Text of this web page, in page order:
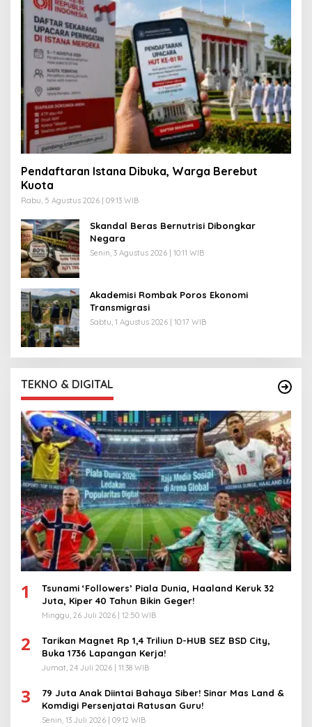
Pendaftaran Istana Dibuka, Warga Berebut
Kuota
Rabu, 5 Agustus 2026 | 09:13 WIB
Skandal Beras Bernutrisi Dibongkar
Negara
Senin, 3 Agustus 2026 | 10:11 WIB
Akademisi Rombak Poros Ekonomi
Transmigrasi
Sabtu, 1 Agustus 2026 | 10:17 WIB
TEKNO & DIGITAL
1
Tsunami ‘Followers’ Piala Dunia, Haaland Keruk 32
Juta, Kiper 40 Tahun Bikin Geger!
Minggu, 26 Juli 2026 | 12:50 WIB
2
Tarikan Magnet Rp 1,4 Triliun D-HUB SEZ BSD City,
Buka 1736 Lapangan Kerja!
Jumat, 24 Juli 2026 | 11:38 WIB
3
79 Juta Anak Diintai Bahaya Siber! Sinar Mas Land &
Komdigi Persenjatai Ratusan Guru!
Senin, 13 Juli 2026 | 09:12 WIB